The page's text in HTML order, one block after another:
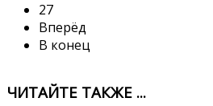
27
Вперёд
В конец
ЧИТАЙТЕ ТАКЖЕ ...